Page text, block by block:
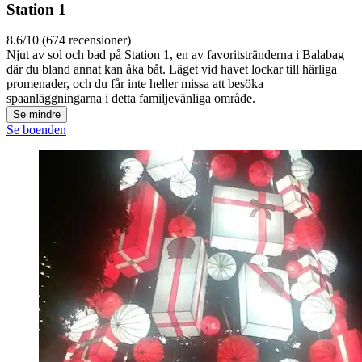
Station 1
8.6/10 (674 recensioner)
Njut av sol och bad på Station 1, en av favoritstränderna i Balabag
där du bland annat kan åka båt. Läget vid havet lockar till härliga
promenader, och du får inte heller missa att besöka
spaanläggningarna i detta familjevänliga område.
Se mindre
Se boenden